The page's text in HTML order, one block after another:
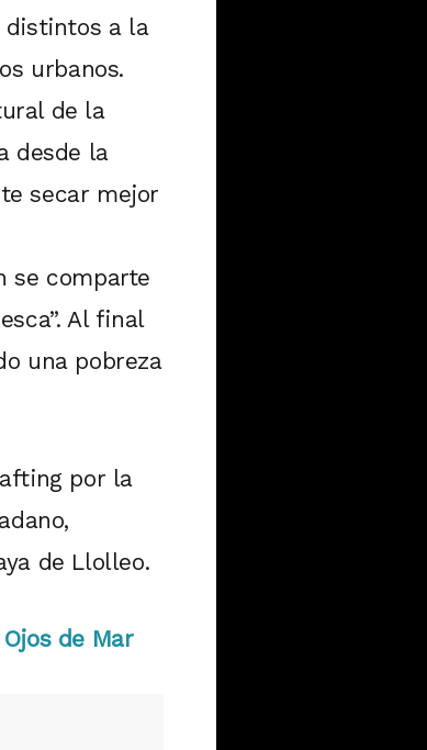
distintos a la
urbanos.
de la
desde la
secar mejor
se comparte
Al final
una pobreza
por la
de Llolleo.
de Mar